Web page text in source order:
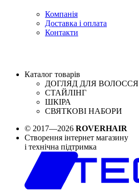
Компанія
Доставка і оплата
Контакти
Каталог товарів
ДОГЛЯД ДЛЯ ВОЛОССЯ
СТАЙЛІНГ
ШКІРА
СВЯТКОВІ НАБОРИ
© 2017—2026 ROVERHAIR
Створення інтернет магазину
і технічна підтримка